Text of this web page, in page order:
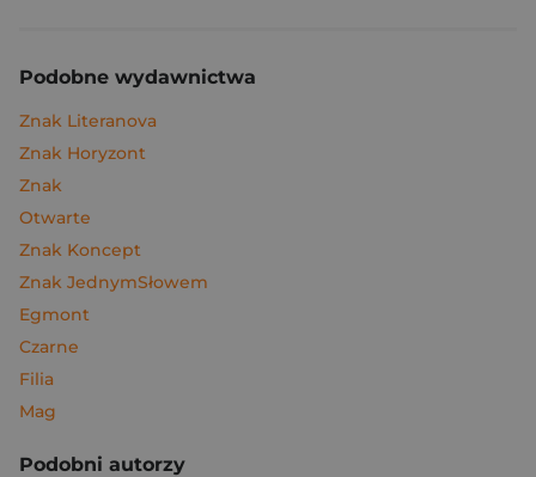
Podobne wydawnictwa
Znak Literanova
Znak Horyzont
Znak
Otwarte
Znak Koncept
Znak JednymSłowem
Egmont
Czarne
Filia
Mag
Podobni autorzy